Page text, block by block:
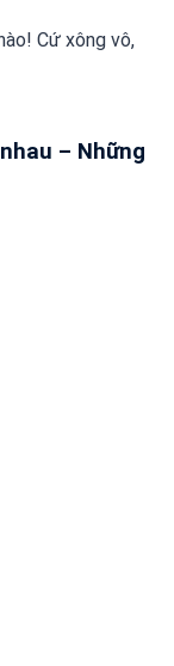
Cứ xông vô,
– Những